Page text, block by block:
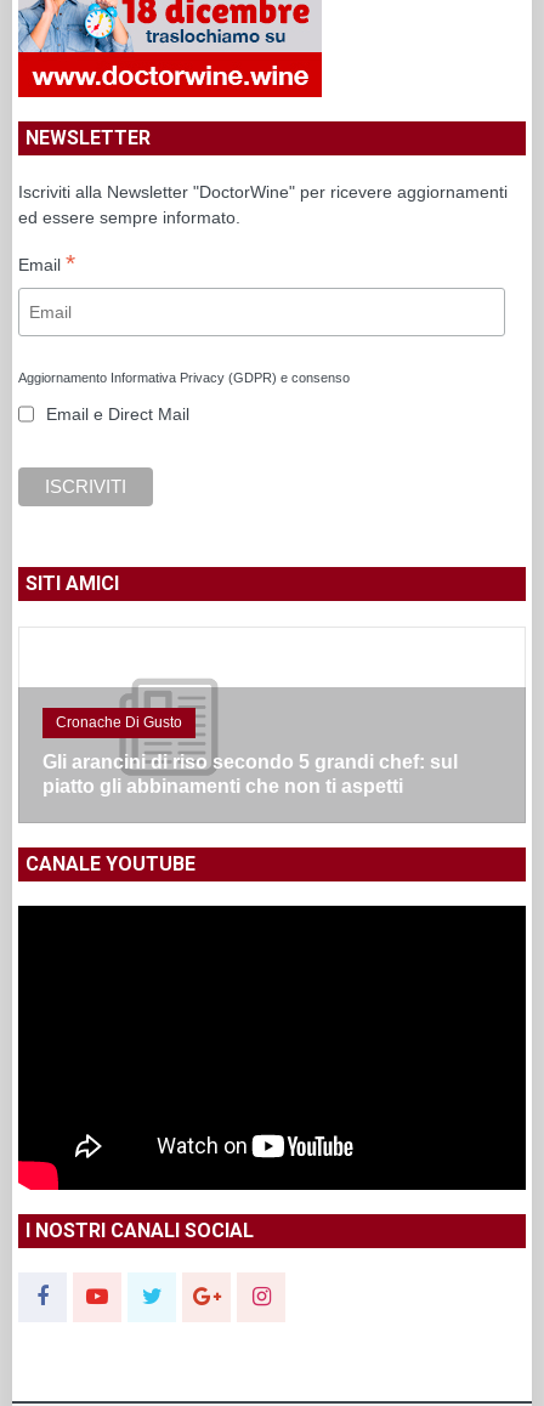
NEWSLETTER
Iscriviti alla Newsletter "DoctorWine" per ricevere aggiornamenti
ed essere sempre informato.
Email *
Aggiornamento Informativa Privacy (GDPR) e consenso
Email e Direct Mail
SITI AMICI
Cronache Di Gusto
Gli arancini di riso secondo 5 grandi chef: sul
piatto gli abbinamenti che non ti aspetti
CANALE YOUTUBE
I NOSTRI CANALI SOCIAL